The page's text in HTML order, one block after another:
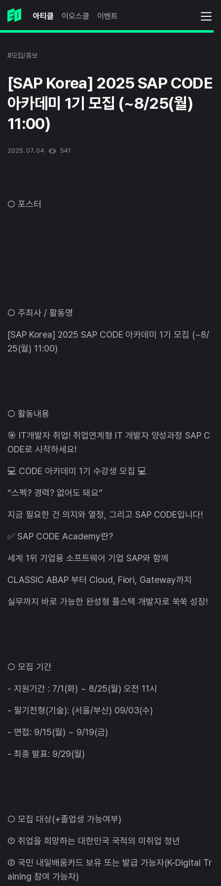
아티클 이오스쿨 이벤트
#모집/홍보
[SAP Korea] 2025 SAP CODE
아카데미 1기 모집 (~8/25(월)
11:00)
2025. 07. 04 541
○ 포스터
○ 주최사 / 활동명
[SAP Korea] 2025 SAP CODE 아카데미 1기 모집 (~8/
25(월) 11:00)
○ 활동내용
🎯 IT개발자 취업! 취업연계형 IT 개발자 양성과정 SAP C
ODE로 시작하세요!
💻 CODE 아카데미 1기 수강생 모집 💻
“스펙? 경력? 없어도 돼요”
지금 필요한 건 의지와 열정, 그리고 SAP CODE입니다!
✅ SAP CODE Academy란?
세계 1위 기업용 소프트웨어 기업 SAP와 함께
CLASSIC ABAP 부터 Cloud, Fiori, Gateway까지
실무까지 바로 가능한 완성형 풀스택 개발자로 쑥쑥 성장!
○ 모집 기간
- 지원기간 : 7/1(화) ~ 8/25(월) 오전 11시
- 필기전형(기술): (서울/부산) 09/03(수)
- 면접: 9/15(월) ~ 9/19(금)
- 최종 발표: 9/29(월)
○ 모집 대상(+졸업생 가능여부)
① 취업을 희망하는 대한민국 국적의 미취업 청년
② 국민 내일배움카드 보유 또는 발급 가능자(K-Digital Tr
aining 참여 가능자)